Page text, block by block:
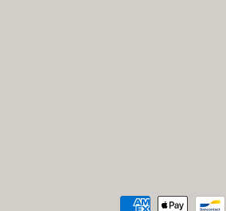
Zahlungsmethoden